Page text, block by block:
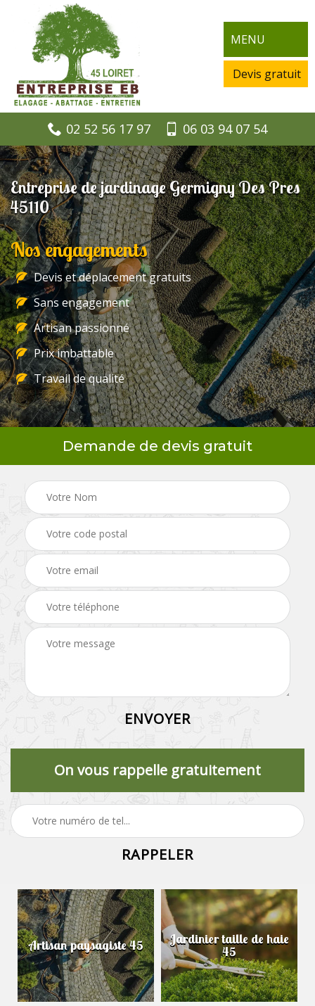
MENU
Devis gratuit
02 52 56 17 97 06 03 94 07 54
Entreprise de jardinage Germigny Des Pres
45110
Nos engagements
Devis et déplacement gratuits
Sans engagement
Artisan passionné
Prix imbattable
Travail de qualité
Demande de devis gratuit
On vous rappelle gratuitement
Artisan paysagiste 45 Jardinier taille de haie
45